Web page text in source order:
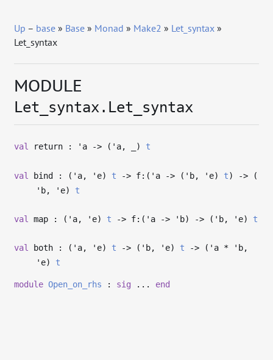
Up – base » Base » Monad » Make2 » Let_syntax »
Let_syntax
MODULE
Let_syntax.Let_syntax
val return : 'a -> ( 'a, ) t
val bind : ( 'a, 'e) t -> f:( 'a -> ( 'b, 'e) t) -> (
'b, 'e) t
val map : ( 'a, 'e) t -> f:( 'a -> 'b) -> ( 'b, 'e) t
val both : ( 'a, 'e) t -> ( 'b, 'e) t -> ( 'a * 'b,
'e) t
module Open_on_rhs : sig ... end